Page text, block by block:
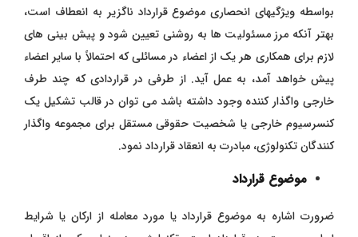
بواسطه ویژگیهای انحصاری موضوع قرارداد ناگزیر به انعطاف است،
بهتر آنکه مرز مسئولیت ها به روشنی تعیین شود و پیش بینی های
لازم برای همکاری هر یک از اعضاء در مسائلی که احتمالاً با سایر اعضاء
پیش خواهد آمد، به عمل آید. از طرفی در قراردادی که چند طرف
خارجی واگذار کننده وجود داشته باشد می توان در قالب تشکیل یک
کنسرسیوم خارجی یا شخصیت حقوقی مستقل برای مجموعه واگذار
کنندگان تکنولوژی، مبادرت به انعقاد قرارداد نمود.
موضوع قرارداد
ضرورت اشاره به موضوع قرارداد یا مورد معامله از ارکان یا شرایط